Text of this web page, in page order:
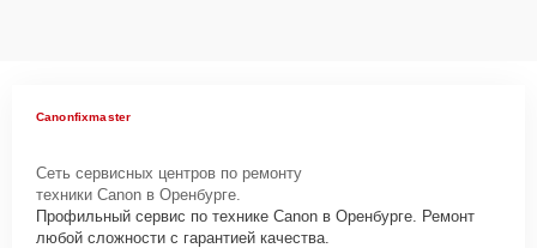
Canonfixmaster
Сеть сервисных центров по ремонту
техники Canon в Оренбурге.
Профильный сервис по технике Canon в Оренбурге. Ремонт
любой сложности с гарантией качества.